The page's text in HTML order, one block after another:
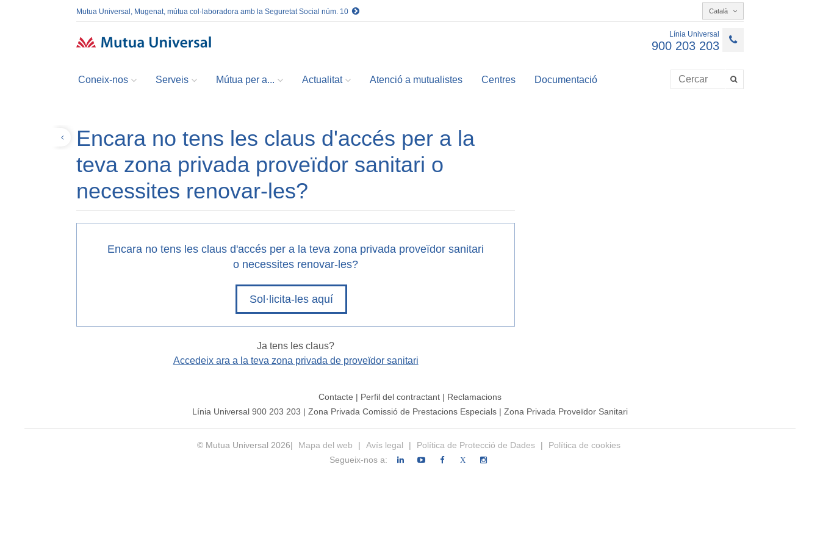
Mutua Universal, Mugenat, mútua col·laboradora amb la Seguretat Social núm. 10 Català
Línia Universal
900 203 203
Coneix-nos Serveis Mútua per a... Actualitat Atenció a mutualistes Centres Documentació
Encara no tens les claus d'accés per a la
teva zona privada proveïdor sanitari o
necessites renovar-les?
Encara no tens les claus d'accés per a la teva zona privada proveïdor sanitari
o necessites renovar-les?
Sol·licita-les aquí
Ja tens les claus?
Accedeix ara a la teva zona privada de proveïdor sanitari
Contacte | Perfil del contractant | Reclamacions
Línia Universal 900 203 203 | Zona Privada Comissió de Prestacions Especials | Zona Privada Proveïdor Sanitari
© Mutua Universal 2026| Mapa del web | Avís legal | Política de Protecció de Dades |
Política de cookies
Segueix-nos a:
X